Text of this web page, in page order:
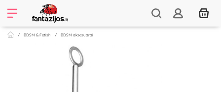
BDSM & Fetish BDSM aksesuarai